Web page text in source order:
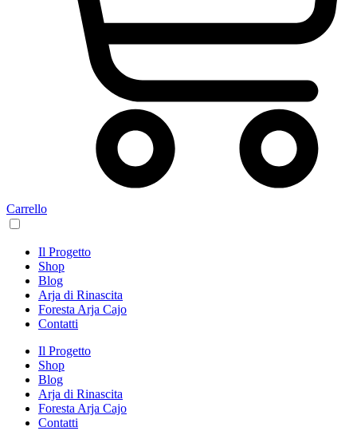
Carrello
Il Progetto
Shop
Blog
Arja di Rinascita
Foresta Arja Cajo
Contatti
Il Progetto
Shop
Blog
Arja di Rinascita
Foresta Arja Cajo
Contatti